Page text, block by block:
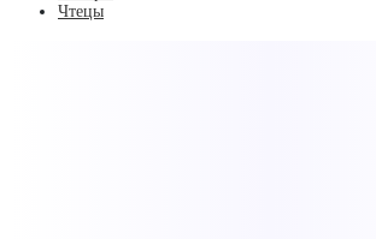
Чтецы